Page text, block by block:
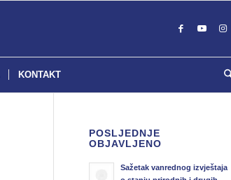
KONTAKT
POSLJEDNJE
OBJAVLJENO
Sažetak vanrednog izvještaja